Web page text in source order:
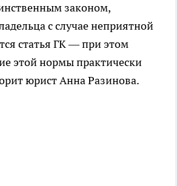
законом,
с случае неприятной
статья ГК — при этом
этой нормы практически
юрист Анна Разинова.